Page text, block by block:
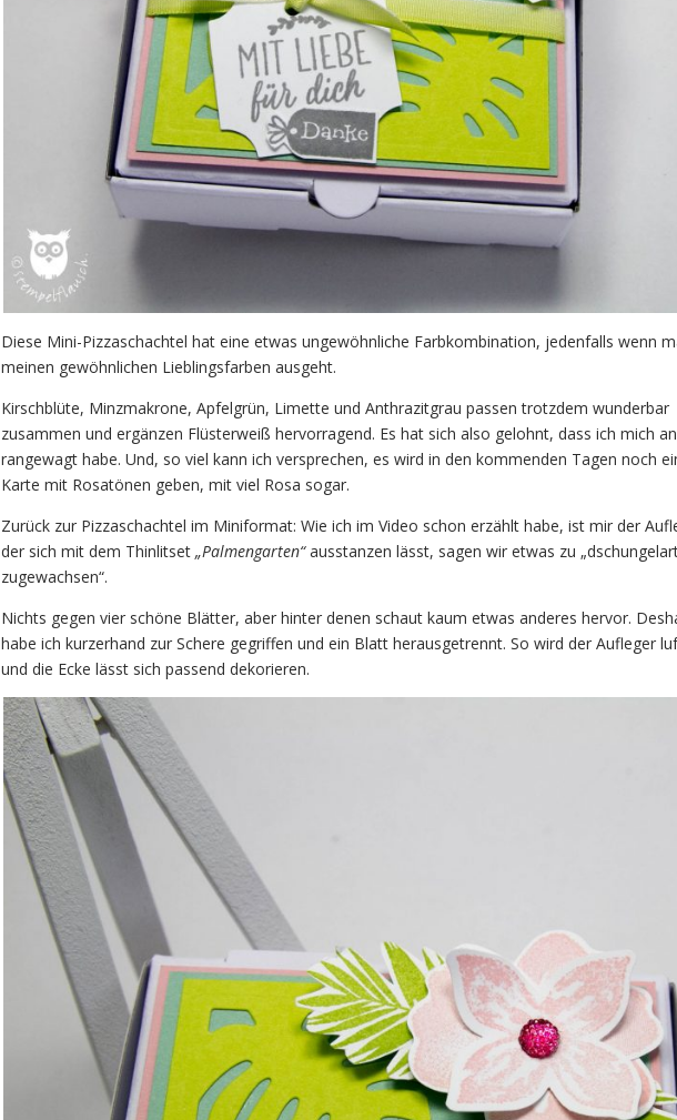
Diese Mini-Pizzaschachtel hat eine etwas ungewöhnliche Farbkombination, jedenfalls wenn
meinen gewöhnlichen Lieblingsfarben ausgeht.
Kirschblüte, Minzmakrone, Apfelgrün, Limette und Anthrazitgrau passen trotzdem wunderbar
zusammen und ergänzen Flüsterweiß hervorragend. Es hat sich also gelohnt, dass ich mich
rangewagt habe. Und, so viel kann ich versprechen, es wird in den kommenden Tagen noch
Karte mit Rosatönen geben, mit viel Rosa sogar.
Zurück zur Pizzaschachtel im Miniformat: Wie ich im Video schon erzählt habe, ist mir der
der sich mit dem Thinlitset „Palmengarten“ausstanzen lässt, sagen wir etwas zu
zugewachsen“.
Nichts gegen vier schöne Blätter, aber hinter denen schaut kaum etwas anderes hervor.
habe ich kurzerhand zur Schere gegriffen und ein Blatt herausgetrennt. So wird der Aufleger
und die Ecke lässt sich passend dekorieren.